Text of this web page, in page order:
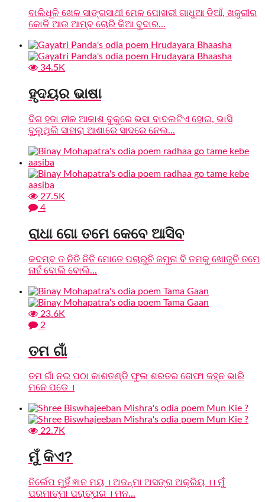
ବାଲିଧୂଳି ଖେଳ ସାଙ୍ଗସାଥୀ ମେଳ ପୋଖରୀ ଗାଧୁଆ ଡିଆଁ, ଖଜୁରୀର
କୋଳି ଆଉ ଆମ୍ବ ଚୋରି କିଆ ବୁଦାର...
34.5K
ହୃଦୟର ଭାଷା
ଦିଗ ହଜା ନୀଳ ଆକାଶ ବୁକୁରେ ଭସା ବାଦଲଟିଏ ହୋଇ, ଭାସି
ବୁଲୁଥିଲି ସାହାରା ଆଶାରେ ସାଦରେ ନେଲ...
27.5K
4
ରାଧା ଗୋ ତମେ କେବେ ଆସିବ
କଦମ୍ବ ତ ନିତି ନିତି ମୋତେ ପଚାରୁଚି ଜମୁନା ବି ତମକୁ ଖୋଜୁଚି ତମେ
ନାହଁ ବୋଲି ବୋଲି...
23.6K
2
ତମ ଗାଁ
ତମ ଗାଁ ନଇ ପଠା କାଶତଣ୍ଡି ଫୁଲ ଶରତର ତୋଫା ଜହ୍ନ ଭାରି
ମନେ ପଡେ ।
22.7K
ମୁଁ କିଏ?
ନିର୍ଲେପ ମୁହିଁ ଜ୍ଞାନ ମୟ । ଅଜନ୍ମା ଅସଙ୍ଗ ଅକ୍ରିୟ ।। ମୁଁ
ପରମାତ୍ମା ପରାତ୍ପର । ମନ...